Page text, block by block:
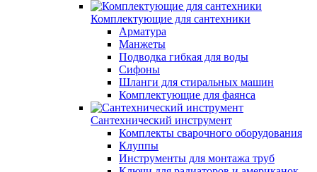
Комплектующие для сантехники
Арматура
Манжеты
Подводка гибкая для воды
Сифоны
Шланги для стиральных машин
Комплектующие для фаянса
Сантехнический инструмент
Комплекты сварочного оборудования
Клуппы
Инструменты для монтажа труб